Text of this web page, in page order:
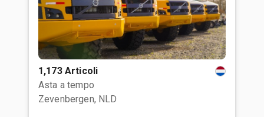
1,173 Articoli
Asta a tempo
Zevenbergen, NLD